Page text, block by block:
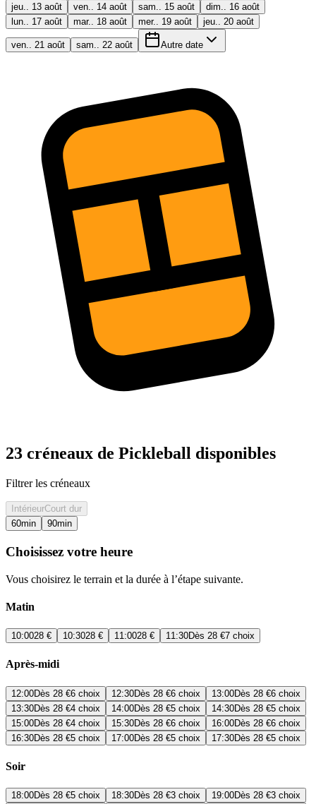
jeu.. 13 août ven.. 14 août sam.. 15 août
dim.. 16 août
lun.. 17 août
mar.. 18 août mer.. 19 août jeu.. 20 août
ven.. 21 août sam.. 22 août Autre date
23 créneaux de Pickleball disponibles
Filtrer les créneaux
IntérieurCourt dur
60min 90min
Choisissez votre heure
Vous choisirez le terrain et la durée à l’étape suivante.
Matin
10:0028 € 10:3028 € 11:0028 € 11:30Dès 28 €7 choix
Après-midi
12:00Dès 28 €6 choix 12:30Dès 28 €6 choix 13:00Dès 28 €6 choix
13:30Dès 28 €4 choix 14:00Dès 28 €5 choix 14:30Dès 28 €5 choix
15:00Dès 28 €4 choix 15:30Dès 28 €6 choix 16:00Dès 28 €6 choix
16:30Dès 28 €5 choix 17:00Dès 28 €5 choix 17:30Dès 28 €5 choix
Soir
18:00Dès 28 €5 choix 18:30Dès 28 €3 choix 19:00Dès 28 €3 choix